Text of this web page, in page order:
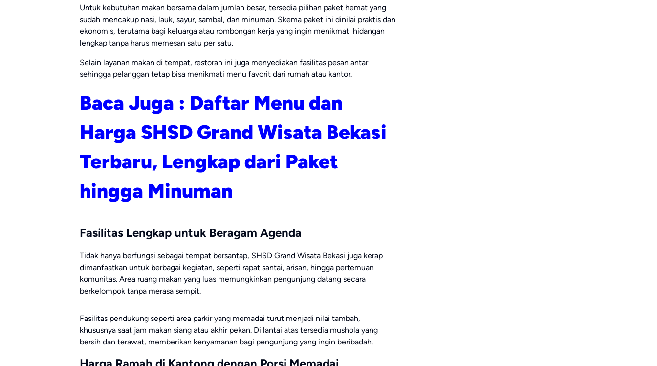
Untuk kebutuhan makan bersama dalam jumlah besar, tersedia pilihan paket hemat yang
sudah mencakup nasi, lauk, sayur, sambal, dan minuman. Skema paket ini dinilai praktis dan
ekonomis, terutama bagi keluarga atau rombongan kerja yang ingin menikmati hidangan
lengkap tanpa harus memesan satu per satu.
Selain layanan makan di tempat, restoran ini juga menyediakan fasilitas pesan antar
sehingga pelanggan tetap bisa menikmati menu favorit dari rumah atau kantor.
Baca Juga : Daftar Menu dan
Harga SHSD Grand Wisata Bekasi
Terbaru, Lengkap dari Paket
hingga Minuman
Fasilitas Lengkap untuk Beragam Agenda
Tidak hanya berfungsi sebagai tempat bersantap, SHSD Grand Wisata Bekasi juga kerap
dimanfaatkan untuk berbagai kegiatan, seperti rapat santai, arisan, hingga pertemuan
komunitas. Area ruang makan yang luas memungkinkan pengunjung datang secara
berkelompok tanpa merasa sempit.
Fasilitas pendukung seperti area parkir yang memadai turut menjadi nilai tambah,
khususnya saat jam makan siang atau akhir pekan. Di lantai atas tersedia mushola yang
bersih dan terawat, memberikan kenyamanan bagi pengunjung yang ingin beribadah.